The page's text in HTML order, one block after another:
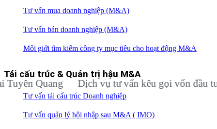
Tư vấn mua doanh nghiệp (M&A)
Tư vấn bán doanh nghiệp (M&A)
Môi giới tìm kiếm công ty mục tiêu cho hoạt động M&A
Tái cấu trúc & Quản trị hậu M&A
Tư vấn tái cấu trúc Doanh nghiệp
Tư vấn quản lý hội nhập sau M&A ( IMO)
Quang Dịch vụ tư vấn kêu gọi vốn đầu tư cho